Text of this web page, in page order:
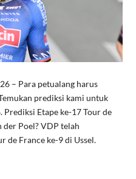
– Para petualang harus
prediksi kami untuk
Prediksi Etape ke-17 Tour de
Poel? VDP telah
de France ke-9 di Ussel.